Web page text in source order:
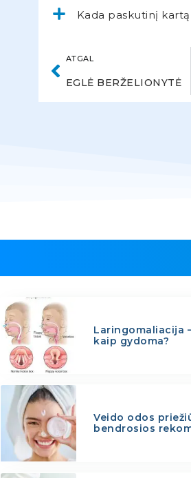
Kada paskutinį
ATGAL
EGLĖ BERŽELIONYTĖ
Laringomaliacija
kaip gydoma?
Veido odos
bendrosios